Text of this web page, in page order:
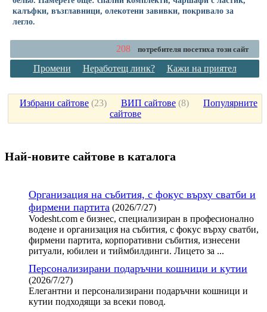
калъфки, възглавници, олекотени завивки, покривало за
легло.
208 потребителя посетиха този сайт
Промени Неработещ линк? Кажи на приятел
Избрани сайтове (23) ВИП сайтове (8) Популярните
сайтове
Най-новите сайтoве в каталога
Организация на събития, с фокус върху сватби и
фирмени партита (2026/7/27)
Vodesht.com е бизнес, специализиран в професионално
водене и организация на събития, с фокус върху сватби,
фирмени партита, корпоративни събития, изнесени
ритуали, юбилеи и тиймбилдинги. Лицето за ...
Персонализирани подаръчни кошници и кутии
(2026/7/27)
Елегантни и персонализирани подаръчни кошници и
кутии подходящи за всеки повод.